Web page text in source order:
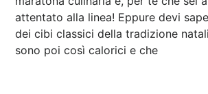
attentato alla linea! Eppure devi
dei cibi classici della tradizione
sono poi così calorici e che